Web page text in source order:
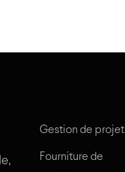
Gestion de projet
Fourniture de